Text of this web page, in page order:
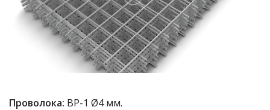
Проволока: ВР-1 Ø4 мм.